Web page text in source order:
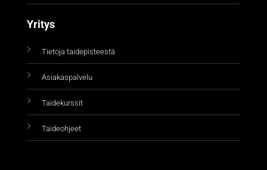
Yritys
Tietoja taidepisteestä
Asiakaspalvelu
Taidekurssit
Taideohjeet